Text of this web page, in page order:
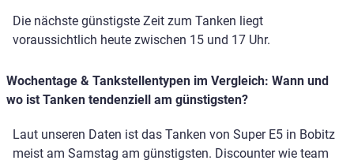
Die nächste günstigste Zeit zum Tanken liegt
voraussichtlich heute zwischen 15 und 17 Uhr.
Wochentage & Tankstellentypen im Vergleich: Wann und
wo ist Tanken tendenziell am günstigsten?
Laut unseren Daten ist das Tanken von Super E5 in Bobitz
meist am Samstag am günstigsten. Discounter wie team